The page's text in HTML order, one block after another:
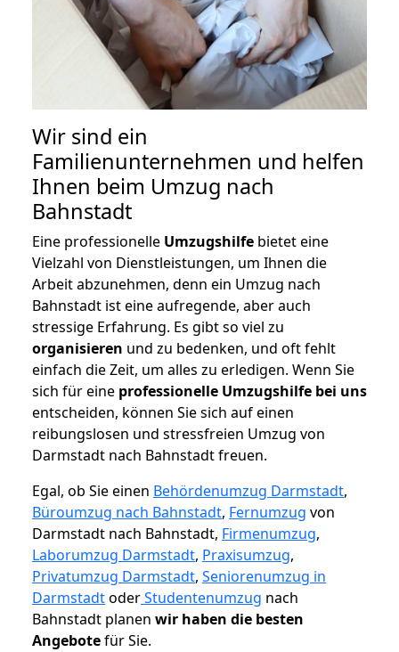
Wir sind ein
Familienunternehmen und helfen
Ihnen beim Umzug nach
Bahnstadt
Eine professionelle Umzugshilfe bietet eine
Vielzahl von Dienstleistungen, um Ihnen die
Arbeit abzunehmen, denn ein Umzug nach
Bahnstadt ist eine aufregende, aber auch
stressige Erfahrung. Es gibt so viel zu
organisieren und zu bedenken, und oft fehlt
einfach die Zeit, um alles zu erledigen. Wenn Sie
sich für eine professionelle Umzugshilfe bei uns
entscheiden, können Sie sich auf einen
reibungslosen und stressfreien Umzug von
Darmstadt nach Bahnstadt freuen.
Egal, ob Sie einen Behördenumzug Darmstadt,
Büroumzug nach Bahnstadt, Fernumzug von
Darmstadt nach Bahnstadt, Firmenumzug,
Laborumzug Darmstadt, Praxisumzug,
Privatumzug Darmstadt, Seniorenumzug in
DarmstadtoderStudentenumzug nach
Bahnstadt planen wir haben die besten
Angebotefür Sie.